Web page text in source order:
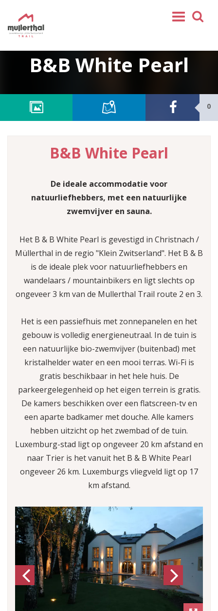
Mullerthal Trail
Service
B&B White Pearl
0
B&B White Pearl
De ideale accommodatie voor
natuurliefhebbers, met een natuurlijke
zwemvijver en sauna.
Het B & B White Pearl is gevestigd in Christnach /
Müllerthal in de regio "Klein Zwitserland". Het B & B
is de ideale plek voor natuurliefhebbers en
wandelaars / mountainbikers en ligt slechts op
ongeveer 3 km van de Mullerthal Trail route 2 en 3.
Het is een passiefhuis met zonnepanelen en het
gebouw is volledig energieneutraal. In de tuin is
een natuurlijke bio-zwemvijver (buitenbad) met
kristalhelder water en een mooi terras. Wi-Fi is
gratis beschikbaar in het hele huis. De
parkeergelegenheid op het eigen terrein is gratis.
De kamers beschikken over een flatscreen-tv en
een aparte badkamer met douche. Alle kamers
hebben uitzicht op het zwembad of de tuin.
Luxemburg-stad ligt op ongeveer 20 km afstand en
naar Trier is het vanuit het B & B White Pearl
ongeveer 26 km. Luxemburgs vliegveld ligt op 17
km afstand.
Previous Next